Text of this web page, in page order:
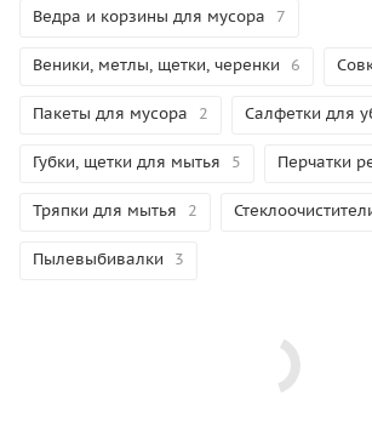
Ведра и корзины для мусора 7
Веники, метлы, щетки, черенки 6
Пакеты для мусора 2 Салфетки для
Губки, щетки для мытья 5 Перчатки
Тряпки для мытья 2
Пылевыбивалки 3